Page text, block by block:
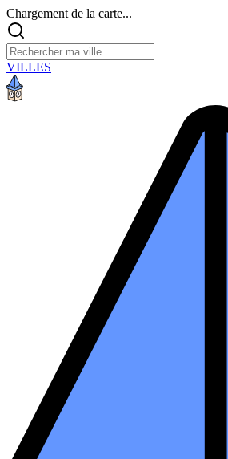
Chargement de la carte...
VILLES